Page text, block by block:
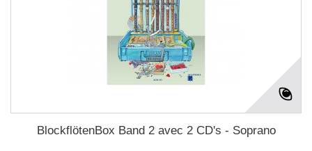
BlockflötenBox Band 2 avec 2 CD's - Soprano